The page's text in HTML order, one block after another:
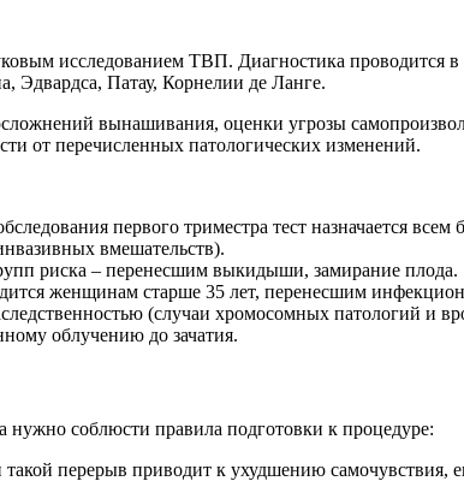
исследованием ТВП. Диагностика проводится
Эдвардса, Патау, Корнелии де Ланге.
вынашивания, оценки угрозы
от перечисленных патологических изменений.
первого триместра тест назначается
вмешательств).
риска – перенесшим выкидыши, замирание плода.
женщинам старше 35 лет, перенесшим
(случаи хромосомных патологий и
облучению до зачатия.
нужно соблюсти правила подготовки к процедуре:
перерыв приводит к ухудшению самочувствия,